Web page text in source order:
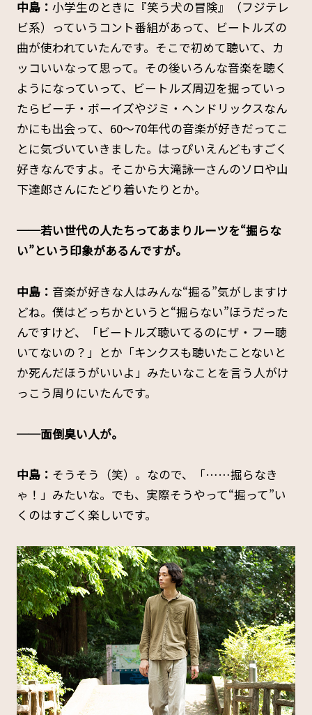
中島： 小学生のときに『笑う犬の冒険』（フジテレ
ビ系）っていうコント番組があって、ビートルズの
曲が使われていたんです。そこで初めて聴いて、カ
ッコいいなって思って。その後いろんな音楽を聴く
ようになっていって、ビートルズ周辺を掘っていっ
たらビーチ・ボーイズやジミ・ヘンドリックスなん
かにも出会って、60〜70年代の音楽が好きだってこ
とに気づいていきました。はっぴいえんどもすごく
好きなんですよ。そこから大滝詠一さんのソロや山
下達郎さんにたどり着いたりとか。
──若い世代の人たちってあまりルーツを“掘らな
い”という印象があるんですが。
中島： 音楽が好きな人はみんな“掘る”気がしますけ
どね。僕はどっちかというと“掘らない”ほうだった
んですけど、「ビートルズ聴いてるのにザ・フー聴
いてないの？」とか「キンクスも聴いたことないと
か死んだほうがいいよ」みたいなことを言う人がけ
っこう周りにいたんです。
──面倒臭い人が。
中島： そうそう（笑）。なので、「……掘らなき
ゃ！」みたいな。でも、実際そうやって“掘って”い
くのはすごく楽しいです。